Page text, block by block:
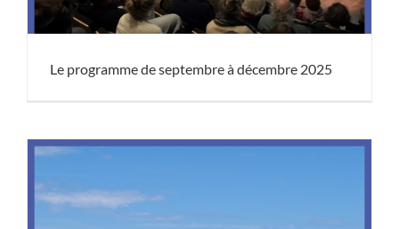
Le programme de septembre à décembre 2025